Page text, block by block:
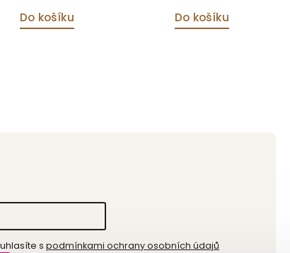
Do košíku Do košíku
s podmínkami ochrany osobních údajů